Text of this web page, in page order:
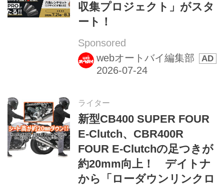
収集プロジェクト」がスタ
ート！
Sponsored
webオートバイ編集部
ライター
新型CB400 SUPER FOUR
E-Clutch、CBR400R
FOUR E-Clutchの足つきが
約20mm向上！ デイトナ
から「ローダウンリンクロ